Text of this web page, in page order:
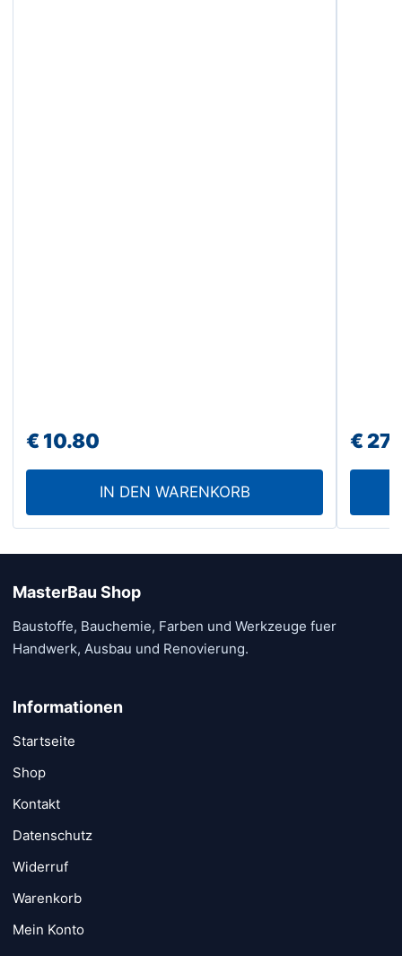
€10.80
IN DEN WARENKORB
€
MasterBau Shop
Baustoffe, Bauchemie, Farben und Werkzeuge fuer
Handwerk, Ausbau und Renovierung.
Informationen
Startseite
Shop
Kontakt
Datenschutz
Widerruf
Warenkorb
Mein Konto